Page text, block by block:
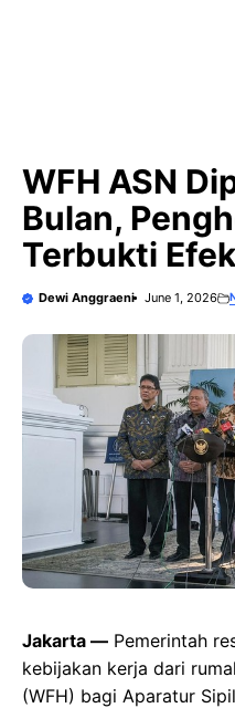
WFH ASN
Bulan,
Terbukti
Dewi Anggraeni June 1, 2026
Jakarta — Pemerintah
kebijakan kerja dari
(WFH) bagi Aparatur